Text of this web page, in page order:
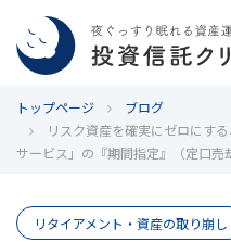
カウンセリング
ブログ
代表カン・チュンド
トップページ
ブログ
リスク資産を確実にゼロにす
サービス」の『期間指定』（定口売
リタイアメント・資産の取り崩し